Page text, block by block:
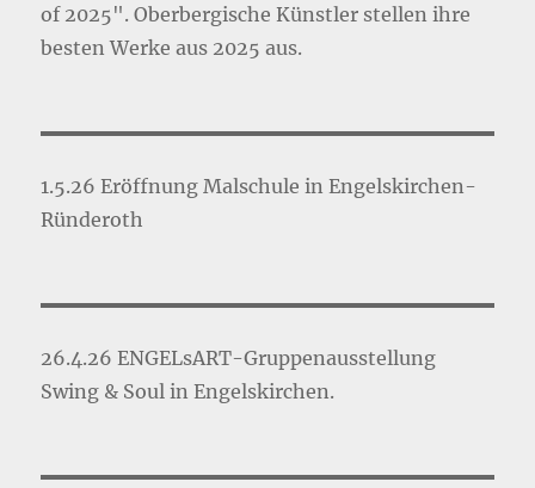
of 2025". Oberbergische Künstler stellen ihre
besten Werke aus 2025 aus.
1.5.26 Eröffnung Malschule in Engelskirchen-
Ründeroth
26.4.26 ENGELsART-Gruppenausstellung
Swing & Soul in Engelskirchen.